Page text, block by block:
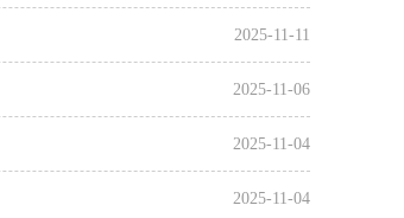
2025-11-11
2025-11-06
2025-11-04
2025-11-04